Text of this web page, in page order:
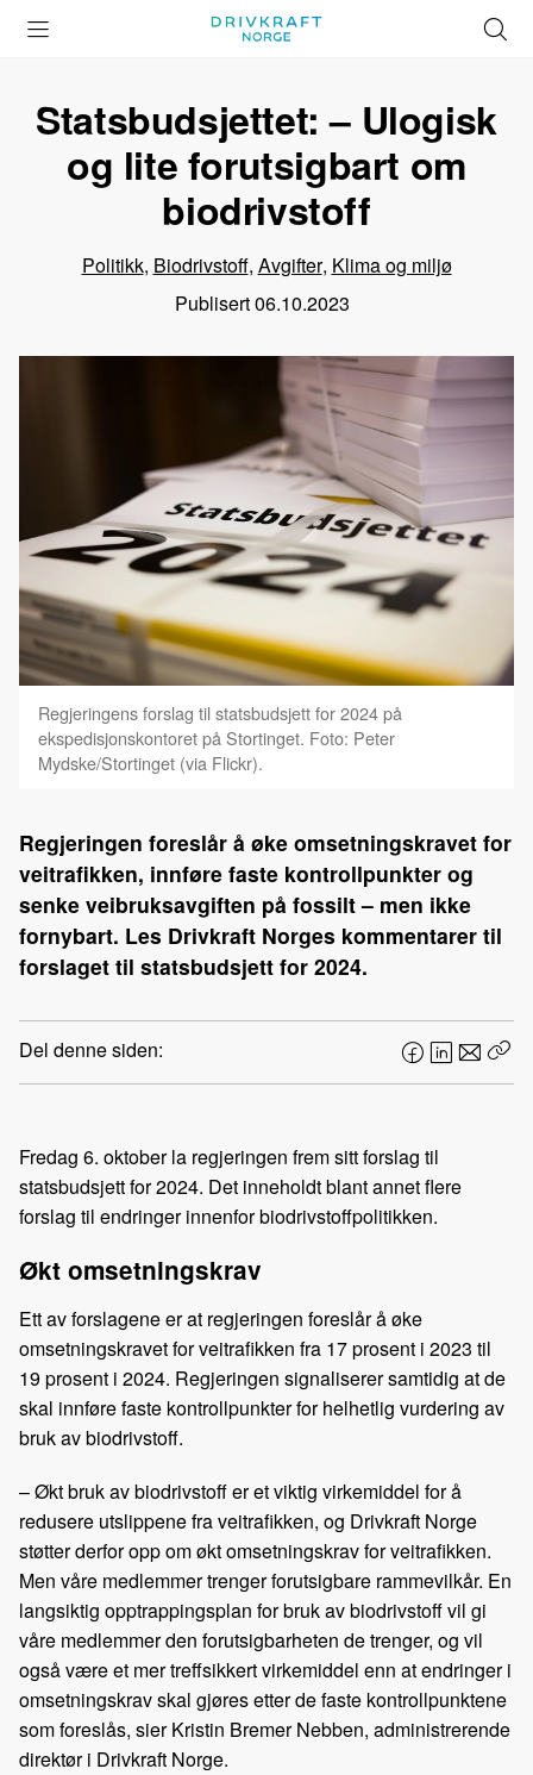
Statsbudsjettet: – Ulogisk
og lite forutsigbart om
biodrivstoff
Politikk, Biodrivstoff, Avgifter, Klima og miljø
Publisert06.10.2023
Regjeringens forslag til statsbudsjett for 2024 på
ekspedisjonskontoret på Stortinget. Foto: Peter
Mydske/Stortinget (via Flickr).
Regjeringen foreslår å øke omsetningskravet for
veitrafikken, innføre faste kontrollpunkter og
senke veibruksavgiften på fossilt – men ikke
fornybart. Les Drivkraft Norges kommentarer til
forslaget til statsbudsjett for 2024.
Del denne siden:
F
a
e
b
o
L
i
k
e
d
E
-
s
Fredag 6. oktober la regjeringen frem sitt forslag til
statsbudsjett for 2024. Det inneholdt blant annet flere
forslag til endringer innenfor biodrivstoffpolitikken.
Økt omsetningskrav
Ett av forslagene er at regjeringen foreslår å øke
omsetningskravet for veitrafikken fra 17 prosent i 2023 til
19 prosent i 2024. Regjeringen signaliserer samtidig at de
skal innføre faste kontrollpunkter for helhetlig vurdering av
bruk av biodrivstoff.
– Økt bruk av biodrivstoff er et viktig virkemiddel for å
redusere utslippene fra veitrafikken, og Drivkraft Norge
støtter derfor opp om økt omsetningskrav for veitrafikken.
Men våre medlemmer trenger forutsigbare rammevilkår. En
langsiktig opptrappingsplan for bruk av biodrivstoff vil gi
våre medlemmer den forutsigbarheten de trenger, og vil
også være et mer treffsikkert virkemiddel enn at endringer i
omsetningskrav skal gjøres etter de faste kontrollpunktene
som foreslås, sier Kristin Bremer Nebben, administrerende
direktør i Drivkraft Norge.